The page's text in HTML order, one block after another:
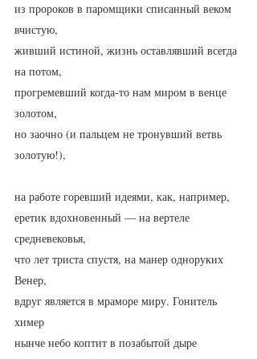
из пророков в паромщики списанный веком
вчистую,
живший истиной, жизнь оставлявший всегда
на потом,
прогремевший когда-то нам миром в венце
золотом,
но заочно (и пальцем не тронувший ветвь
золотую!),
на работе горевший идеями, как, например,
еретик вдохновенный — на вертеле
средневековья,
что лет триста спустя, на манер одноруких
Венер,
вдруг является в мраморе миру. Гонитель
химер
нынче небо коптит в позабытой дыре